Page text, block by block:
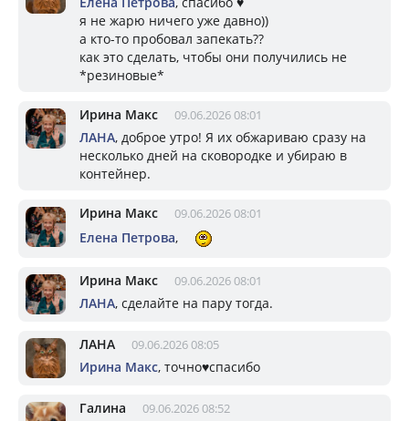
я не жарю ничего уже давно))
а кто-то пробовал запекать??
как это сделать, чтобы они получились не
*резиновые*
Ирина Макс 09.06.2026 08:01
ЛАНА, доброе утро! Я их обжариваю сразу на
несколько дней на сковородке и убираю в
контейнер.
Ирина Макс 09.06.2026 08:01
Елена Петрова,
Ирина Макс 09.06.2026 08:01
ЛАНА, сделайте на пару тогда.
ЛАНА 09.06.2026 08:05
Ирина Макс, точно♥️спасибо
Галина 09.06.2026 08:52